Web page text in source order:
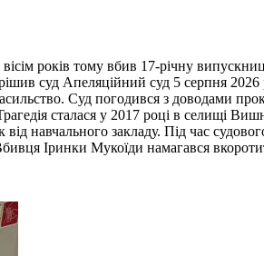
років тому вбив 17-річну
суд Апеляційний суд 5 серпня
Суд погодився з доводами
сталася у 2017 році в селищі
навчального закладу. Під час
Іринки Мукоїди намагався